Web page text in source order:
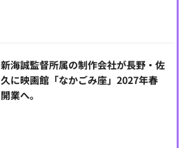
新海誠監督所属の制作会社が長野・佐
久に映画館「なかごみ座」2027年春
開業へ。